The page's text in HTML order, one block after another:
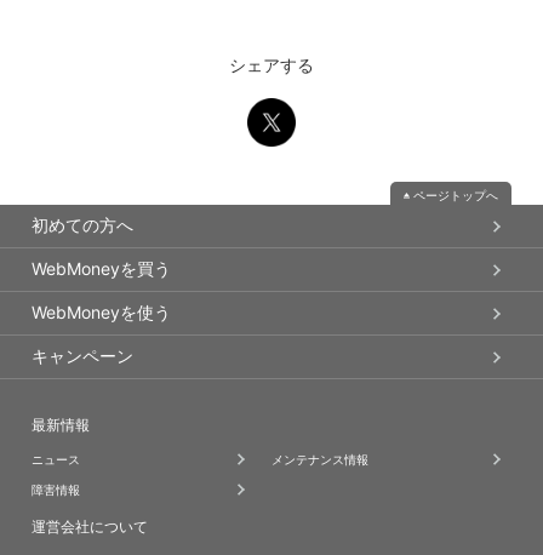
シェアする
ページトップへ
初めての方へ
WebMoneyを買う
WebMoneyを使う
キャンペーン
最新情報
ニュース メンテナンス情報
障害情報
運営会社について